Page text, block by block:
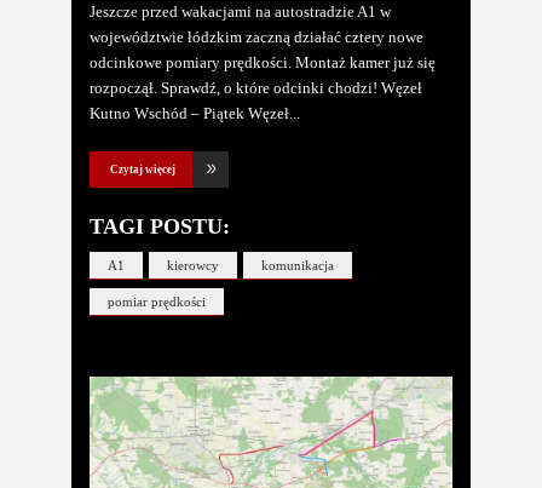
Jeszcze przed wakacjami na autostradzie A1 w
województwie łódzkim zaczną działać cztery nowe
odcinkowe pomiary prędkości. Montaż kamer już się
rozpoczął. Sprawdź, o które odcinki chodzi! Węzeł
Kutno Wschód – Piątek Węzeł
Czytaj więcej
TAGI POSTU:
A1 kierowcy komunikacja
pomiar prędkości